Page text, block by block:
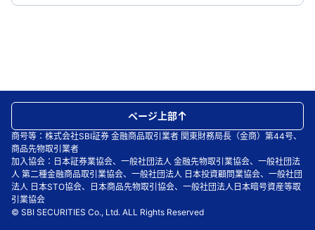
商号等：株式会社SBI証券 金融商品取引業者 関東財務局長（金商）第44号、
商品先物取引業者
加入協会：日本証券業協会、一般社団法人 金融先物取引業協会、一般社団法
人 第二種金融商品取引業協会、一般社団法人 日本投資顧問業協会、一般社団
法人 日本STO協会、日本商品先物取引協会、一般社団法人日本暗号資産等取
引業協会
© SBI SECURITIES Co., Ltd. ALL Rights Reserved
ページ上部